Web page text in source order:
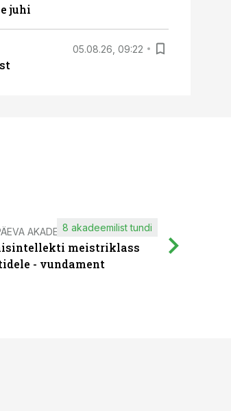
juhi
05.08.26, 09:22
AKADEEMIA
meistriklass
- vundament
8 akadeemilist tundi